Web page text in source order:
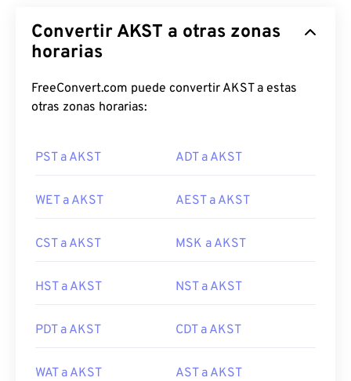
Convertir AKST a otras zonas
horarias
FreeConvert.com puede convertir AKST a estas
otras zonas horarias:
PST a AKST ADT a AKST
WET a AKST AEST a AKST
CST a AKST MSK a AKST
HST a AKST NST a AKST
PDT a AKST CDT a AKST
WAT a AKST AST a AKST